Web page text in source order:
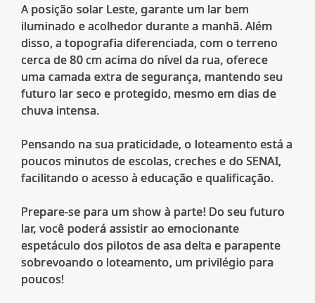
A posição solar Leste, garante um lar bem
iluminado e acolhedor durante a manhã. Além
disso, a topografia diferenciada, com o terreno
cerca de 80 cm acima do nível da rua, oferece
uma camada extra de segurança, mantendo seu
futuro lar seco e protegido, mesmo em dias de
chuva intensa.
Pensando na sua praticidade, o loteamento está a
poucos minutos de escolas, creches e do SENAI,
facilitando o acesso à educação e qualificação.
Prepare-se para um show à parte! Do seu futuro
lar, você poderá assistir ao emocionante
espetáculo dos pilotos de asa delta e parapente
sobrevoando o loteamento, um privilégio para
poucos!